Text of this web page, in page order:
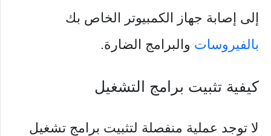
إلى إصابة جهاز الكمبيوتر الخاص بك
بالفيروسات والبرامج الضارة.
كيفية تثبيت برامج التشغيل
لا توجد عملية منفصلة لتثبيت برامج تشغيل